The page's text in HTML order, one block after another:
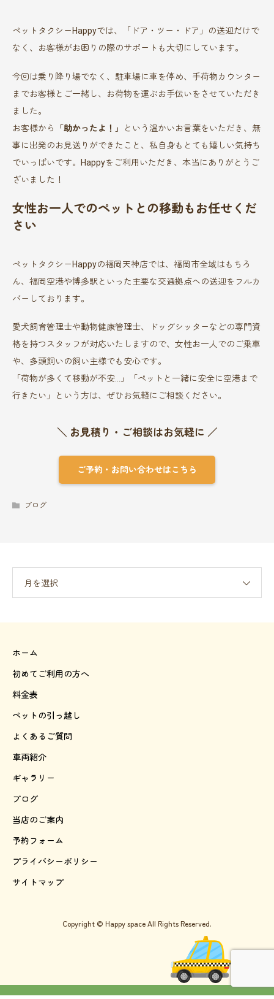
ペットタクシーHappyでは、「ドア・ツー・ドア」の送迎だけで
なく、お客様がお困りの際のサポートも大切にしています。
今回は乗り降り場でなく、駐車場に車を停め、手荷物カウンター
までお客様とご一緒し、お荷物を運ぶお手伝いをさせていただき
ました。
お客様から
「助かったよ！」
という温かいお言葉をいただき、無
事に出発のお見送りができたこと、私自身もとても嬉しい気持ち
でいっぱいです。Happyをご利用いただき、本当にありがとうご
ざいました！
女性お一人でのペットとの移動もお任せくだ
さい
ペットタクシーHappyの福岡天神店では、福岡市全域はもちろ
ん、福岡空港や博多駅といった主要な交通拠点への送迎をフルカ
バーしております。
愛犬飼育管理士や動物健康管理士、ドッグシッターなどの専門資
格を持つスタッフが対応いたしますので、女性お一人でのご乗車
や、多頭飼いの飼い主様でも安心です。
「荷物が多くて移動が不安…」「ペットと一緒に安全に空港まで
行きたい」という方は、ぜひお気軽にご相談ください。
＼ お見積り・ご相談はお気軽に ／
ご予約・お問い合わせはこちら
ブログ
月を選択
ホーム
初めてご利用の方へ
料金表
ペットの引っ越し
よくあるご質問
車両紹介
ギャラリー
ブログ
当店のご案内
予約フォーム
プライバシーポリシー
サイトマップ
Copyright © Happy space All Rights Reserved.